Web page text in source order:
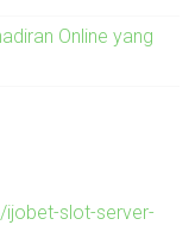
Online yang
slot-server-